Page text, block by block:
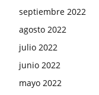
septiembre 2022
agosto 2022
julio 2022
junio 2022
mayo 2022